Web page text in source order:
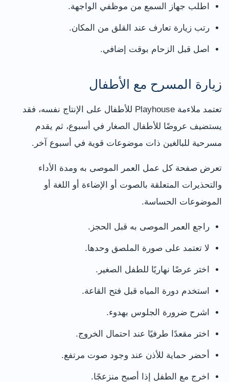
اطلب جهاز السمع من موظفي الواجهة.
رتب زيارة تعارف عند القلق من المكان.
اصل قبل الزحام بوقت إضافي.
زيارة المسرح مع الأطفال
تعتمد ملاءمة Playhouse للأطفال على الإنتاج نفسه، فقد
يستضيف عروضًا للأطفال الصغار في أسبوع، ثم يقدم
مسرحية للبالغين ذات موضوعات قوية في أسبوع آخر.
تعرض صفحة كل عمل العمر الموصى به ومدة الأداء
والتحذيرات المتعلقة بالصوت أو الإضاءة أو اللغة أو
الموضوعات الحساسة.
راجع العمر الموصى به قبل الحجز.
لا تعتمد على صورة الملصق وحدها.
اختر عرضًا نهاريًا للطفل الصغير.
استخدم دورة المياه قبل فتح القاعة.
اشرح ضرورة الجلوس بهدوء.
اختر مقعدًا طرفيًا عند احتمال الخروج.
أحضر حماية للأذن عند وجود صوت مرتفع.
اخرج مع الطفل إذا أصبح منزعجًا.